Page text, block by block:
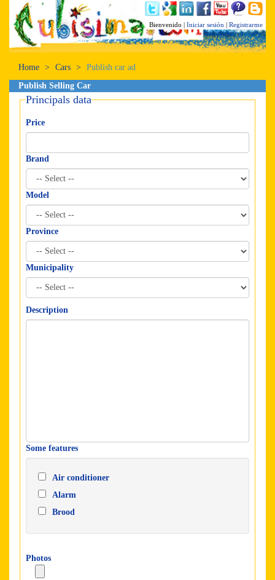
Bienvenido Iniciar sesión Registrarme
Home Cars
Publish car ad
Publish Selling Car
Principals data
Price
Brand
Model
Province
Municipality
Description
Some features
Air conditioner
Alarm
Brood
Photos